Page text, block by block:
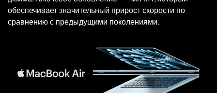
обеспечивает значительный прирост скорости по
сравнению с предыдущими поколениями.